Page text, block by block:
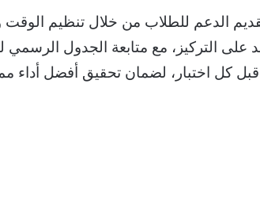
الدعم للطلاب من خلال تنظيم الوقت
على التركيز، مع متابعة الجدول الرسمي
كل اختبار، لضمان تحقيق أفضل أداء